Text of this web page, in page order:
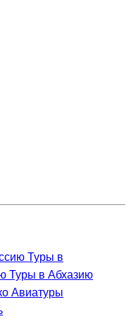
Туры в
Туры в Абхазию
Авиатуры